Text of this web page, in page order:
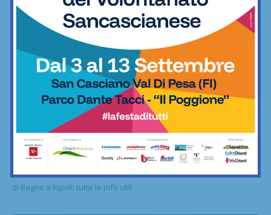
“Muoviti con Afa”, da settembre i corsi di at
tività fisica adattata per adulti e anziani a
Bagno a Ripoli
29/08/2025
di Bagno a Ripoli: tutte le info utili